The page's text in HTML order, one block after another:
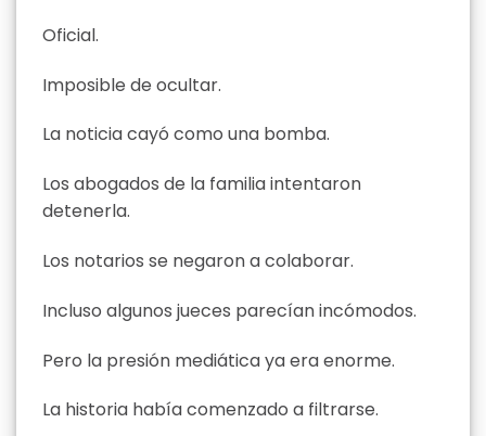
Oficial.
Imposible de ocultar.
La noticia cayó como una bomba.
Los abogados de la familia intentaron
detenerla.
Los notarios se negaron a colaborar.
Incluso algunos jueces parecían incómodos.
Pero la presión mediática ya era enorme.
La historia había comenzado a filtrarse.